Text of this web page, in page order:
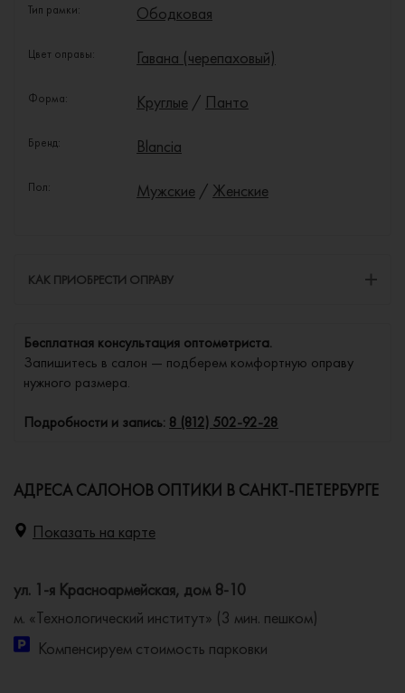
Тип рамки: Ободковая
Цвет оправы: Гавана (черепаховый)
Форма: Круглые / Панто
Бренд: Blancia
Пол: Мужские / Женские
КАК ПРИОБРЕСТИ ОПРАВУ
Бесплатная консультация оптометриста.
Запишитесь в салон — подберем комфортную оправу
нужного размера.
Подробности и запись: 8 (812) 502-92-28
АДРЕСА САЛОНОВ ОПТИКИ В САНКТ-ПЕТЕРБУРГЕ
Показать на карте
ул. 1-я Красноармейская, дом 8-10
м. «Технологический институт» (3 мин. пешком)
Компенсируем стоимость парковки